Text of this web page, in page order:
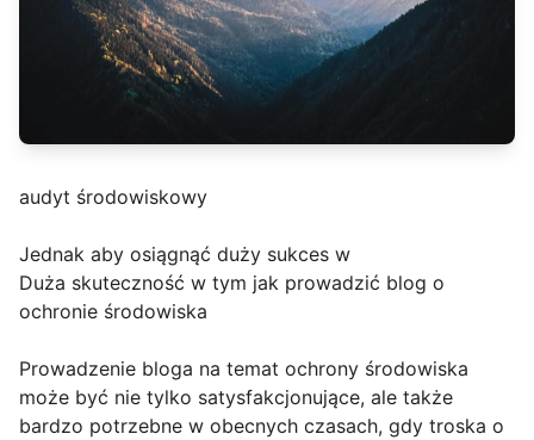
audyt środowiskowy
Jednak aby osiągnąć duży sukces w
Duża skuteczność w tym jak prowadzić blog o
ochronie środowiska
Prowadzenie bloga na temat ochrony środowiska
może być nie tylko satysfakcjonujące, ale także
bardzo potrzebne w obecnych czasach, gdy troska o